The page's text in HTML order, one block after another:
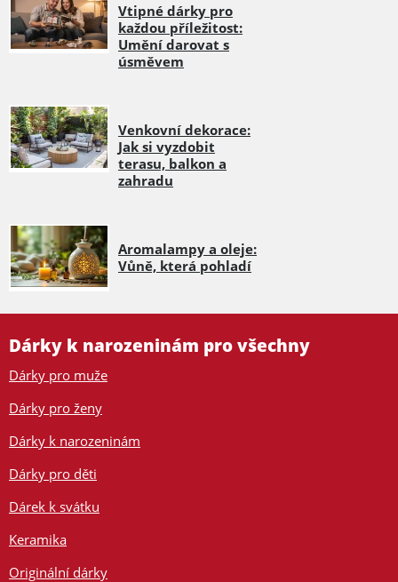
Vtipné dárky pro
každou příležitost:
Umění darovat s
úsměvem
Venkovní dekorace:
Jak si vyzdobit
terasu, balkon a
zahradu
Aromalampy a oleje:
Vůně, která pohladí
Dárky k narozeninám pro všechny
Dárky pro muže
Dárky pro ženy
Dárky k narozeninám
Dárky pro děti
Dárek k svátku
Keramika
Originální dárky